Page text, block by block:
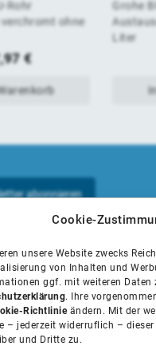
Cookie-
unsere Website zwecks
von Inhalten und
ggf. mit weiteren Daten
. Ihre
Richtlinieändern. Mit der
– jederzeit widerruflich –
und Dritte zu.
Rohr
ohne
€
von
Grohe
Liter
Unsere Partner
Installateure